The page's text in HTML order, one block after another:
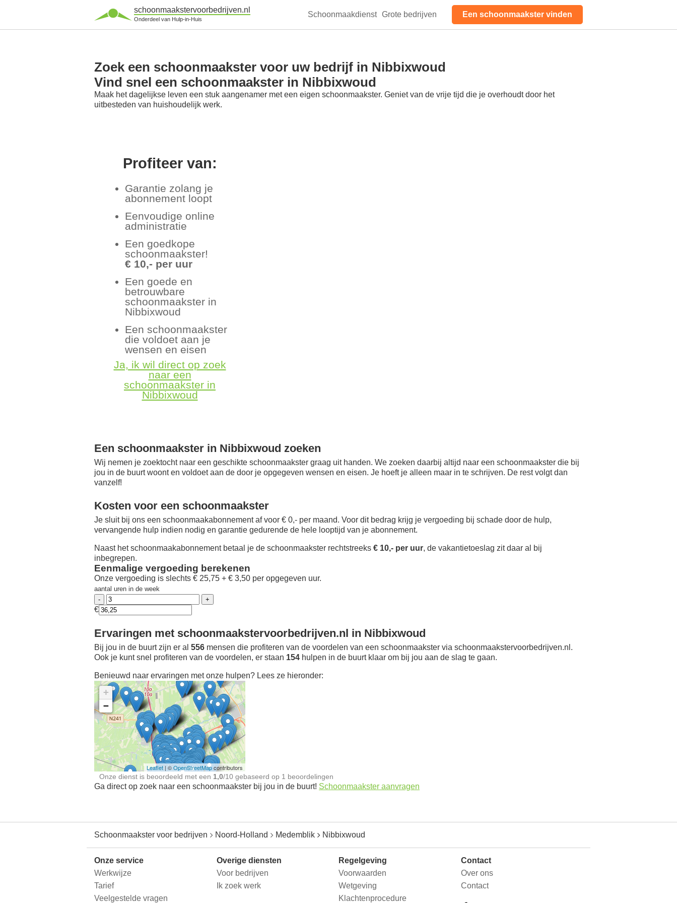
schoonmaakstervoorbedrijven.nl
Onderdeel van Hulp-in-Huis
Schoonmaakdienst Grote bedrijven Een schoonmaakster vinden
Zoek een schoonmaakster voor uw bedrijf in Nibbixwoud
Vind snel een schoonmaakster in Nibbixwoud
Maak het dagelijkse leven een stuk aangenamer met een eigen schoonmaakster. Geniet van de vrije tijd die je overhoudt door het
uitbesteden van huishoudelijk werk.
Profiteer van:
Garantie zolang je
abonnement loopt
Eenvoudige online
administratie
Een goedkope
schoonmaakster!
€ 10,- per uur
Een goede en
betrouwbare
schoonmaakster in
Nibbixwoud
Een schoonmaakster
die voldoet aan je
wensen en eisen
Ja, ik wil direct op zoek
naar een
schoonmaakster in
Nibbixwoud
Een schoonmaakster in Nibbixwoud zoeken
Wij nemen je zoektocht naar een geschikte schoonmaakster graag uit handen. We zoeken daarbij altijd naar een schoonmaakster die bij
jou in de buurt woont en voldoet aan de door je opgegeven wensen en eisen. Je hoeft je alleen maar in te schrijven. De rest volgt dan
vanzelf!
Kosten voor een schoonmaakster
Je sluit bij ons een schoonmaakabonnement af voor € 0,- per maand. Voor dit bedrag krijg je vergoeding bij schade door de hulp,
vervangende hulp indien nodig en garantie gedurende de hele looptijd van je abonnement.
Naast het schoonmaakabonnement betaal je de schoonmaakster rechtstreeks € 10,- per uur, de vakantietoeslag zit daar al bij
inbegrepen.
Eenmalige vergoeding berekenen
Onze vergoeding is slechts € 25,75 + € 3,50 per opgegeven uur.
aantal uren in de week
€
Ervaringen met schoonmaakstervoorbedrijven.nl in Nibbixwoud
Bij jou in de buurt zijn er al 556 mensen die profiteren van de voordelen van een schoonmaakster via schoonmaakstervoorbedrijven.nl.
Ook je kunt snel profiteren van de voordelen, er staan 154 hulpen in de buurt klaar om bij jou aan de slag te gaan.
Benieuwd naar ervaringen met onze hulpen? Lees ze hieronder:
Ontdek meer ervaringen
Schoonmaakster bij
jou in de buurt
+
−
Leaflet | ©OpenStreetMapcontributors
Onze dienst is beoordeeld met een 1,0/10 gebaseerd op 1 beoordelingen
Ga direct op zoek naar een schoonmaakster bij jou in de buurt! Schoonmaakster aanvragen
Schoonmaakster voor bedrijven Noord-Holland Medemblik Nibbixwoud
Onze service
Werkwijze
Tarief
Veelgestelde vragen
Overige diensten
Voor bedrijven
Ik zoek werk
Regelgeving
Voorwaarden
Wetgeving
Klachtenprocedure
Contact
Over ons
Contact